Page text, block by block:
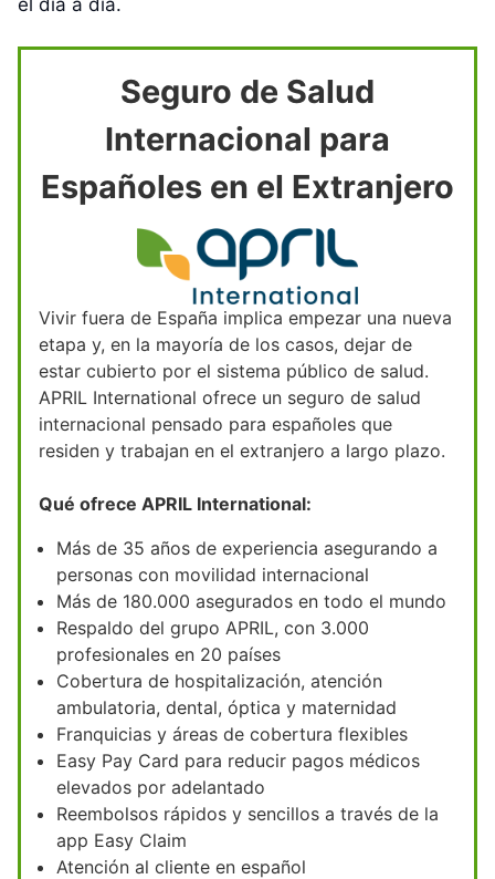
Seguro de Salud
Internacional para
Españoles en el Extranjero
Vivir fuera de España implica empezar una nueva
etapa y, en la mayoría de los casos, dejar de
estar cubierto por el sistema público de salud.
APRIL International ofrece un seguro de salud
internacional pensado para españoles que
residen y trabajan en el extranjero a largo plazo.
Qué ofrece APRIL International:
Más de 35 años de experiencia asegurando a
personas con movilidad internacional
Más de 180.000 asegurados en todo el mundo
Respaldo del grupo APRIL, con 3.000
profesionales en 20 países
Cobertura de hospitalización, atención
ambulatoria, dental, óptica y maternidad
Franquicias y áreas de cobertura flexibles
Easy Pay Card para reducir pagos médicos
elevados por adelantado
Reembolsos rápidos y sencillos a través de la
app Easy Claim
Atención al cliente en español